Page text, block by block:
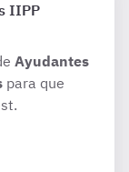
IIPP
Ayudantes
para que